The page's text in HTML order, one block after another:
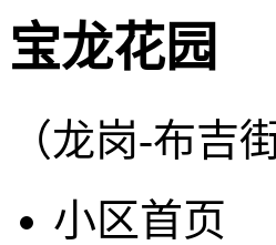
宝龙花园
（龙岗-布吉
小区首页